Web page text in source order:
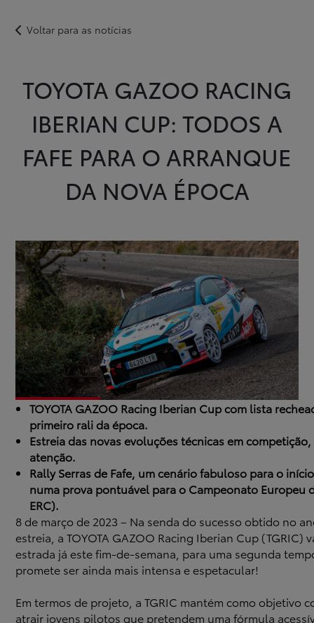
Apoio ao Cliente
Login
Registo
Voltar para as notícias
TOYOTA GAZOO RACING
IBERIAN CUP: TODOS A
FAFE PARA O ARRANQUE
DA NOVA ÉPOCA
TOYOTA GAZOO Racing Iberian Cup com lista
primeiro rali da época.
Estreia das novas evoluções técnicas em
atenção.
Rally Serras de Fafe, um cenário fabuloso para o
numa prova pontuável para o Campeonato Europeu
ERC).
8 de março de 2023 – Na senda do sucesso obtido no
estreia, a TOYOTA GAZOO Racing Iberian Cup (TGRIC)
estrada já este fim-de-semana, para uma segunda
promete ser ainda mais intensa e espetacular!
Em termos de projeto, a TGRIC mantém como objetivo
atrair jovens pilotos que pretendem uma fórmula